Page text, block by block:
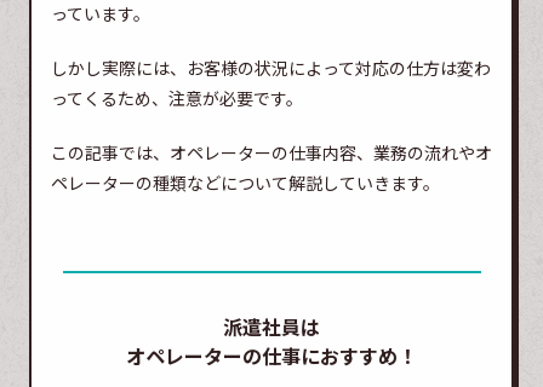
っています。
しかし実際には、お客様の状況によって対応の仕方は変わ
ってくるため、注意が必要です。
この記事では、オペレーターの仕事内容、業務の流れやオ
ペレーターの種類などについて解説していきます。
派遣社員は
オペレーターの仕事におすすめ！